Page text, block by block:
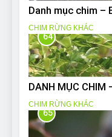
Danh mục chim –
CHIM RỪNG KHÁC
64
DANH MỤC CHIM
CHIM RỪNG KHÁC
65